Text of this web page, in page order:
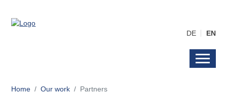
DE EN
Home Our work Partners